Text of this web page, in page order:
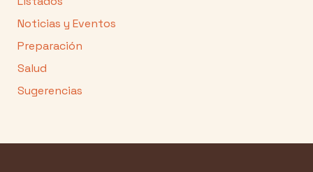
Noticias y Eventos
Preparación
Salud
Sugerencias